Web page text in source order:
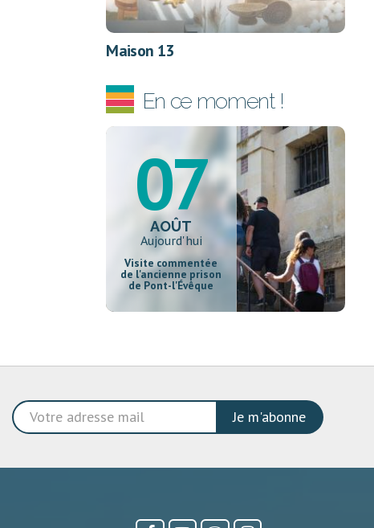
Maison 13
En ce moment !
07
AOÛT
Aujourd'hui
Visite commentée
de l'ancienne prison
de Pont-l'Évêque
Je m'abonne